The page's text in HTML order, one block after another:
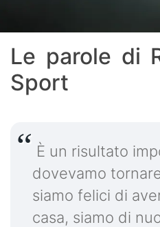
Le parole di
Sport
È un risultato
dovevamo
siamo felici di
casa, siamo di